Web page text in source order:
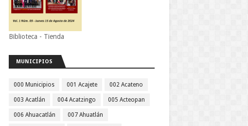
Biblioteca - Tienda
MUNICIPIOS
000 Municipios 001 Acajete 002 Acateno
003 Acatlán 004 Acatzingo 005 Acteopan
006 Ahuacatlán 007 Ahuatlán